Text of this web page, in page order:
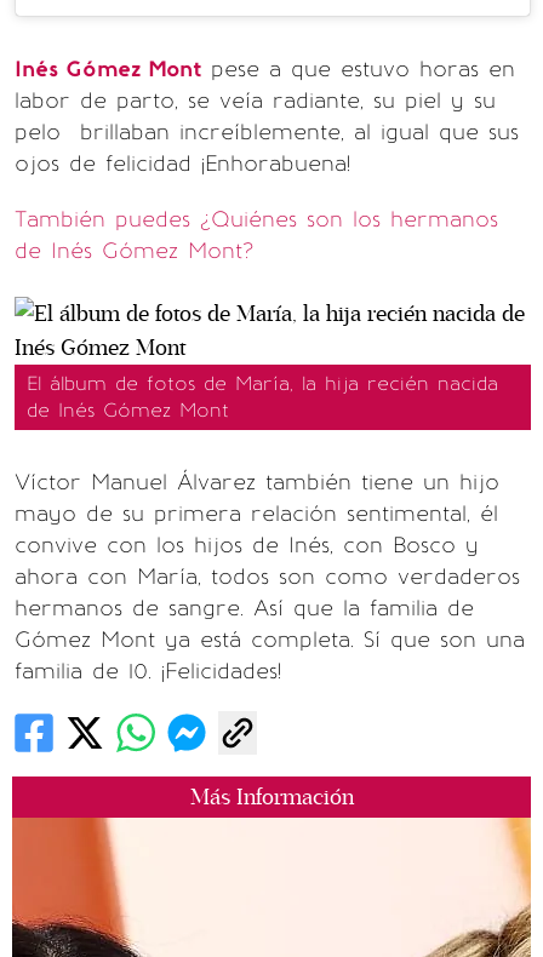
Más Información
Inés Gómez Mont pese a que estuvo horas en
labor de parto, se veía radiante, su piel y su
pelo brillaban increíblemente, al igual que sus
ojos de felicidad ¡Enhorabuena!
También puedes ¿Quiénes son los hermanos
de Inés Gómez Mont?
El álbum de fotos de María, la hija recién nacida
de Inés Gómez Mont
Víctor Manuel Álvarez también tiene un hijo
mayo de su primera relación sentimental, él
convive con los hijos de Inés, con Bosco y
ahora con María, todos son como verdaderos
hermanos de sangre. Así que la familia de
Gómez Mont ya está completa. Sí que son una
familia de 10. ¡Felicidades!